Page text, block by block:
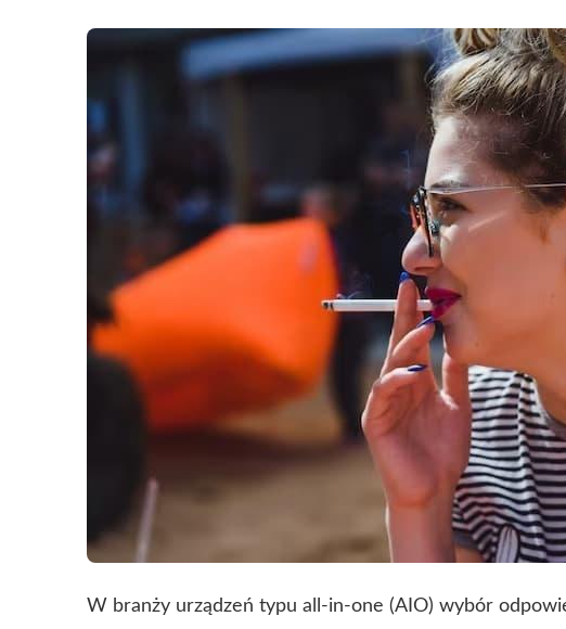
W branży urządzeń typu all-in-one (AIO) wybór